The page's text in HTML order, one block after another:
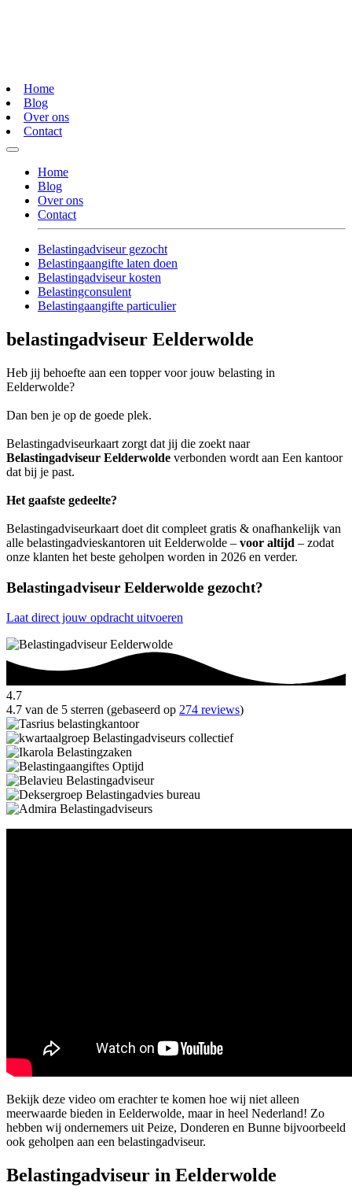
Home
Blog
Over ons
Contact
Home
Blog
Over ons
Contact
Belastingadviseur gezocht
Belastingaangifte laten doen
Belastingadviseur kosten
Belastingconsulent
Belastingaangifte particulier
belastingadviseur Eelderwolde
Heb jij behoefte aan een topper voor jouw belasting in
Eelderwolde?
Dan ben je op de goede plek.
Belastingadviseurkaart zorgt dat jij die zoekt naar
Belastingadviseur Eelderwolde verbonden wordt aan Een kantoor
dat bij je past.
Het gaafste gedeelte?
Belastingadviseurkaart doet dit compleet gratis & onafhankelijk van
alle belastingadvieskantoren uit Eelderwolde – voor altijd – zodat
onze klanten het beste geholpen worden in 2026 en verder.
Belastingadviseur Eelderwolde gezocht?
Laat direct jouw opdracht uitvoeren
4.7
4.7 van de 5 sterren (gebaseerd op 274 reviews)
Bekijk deze video om erachter te komen hoe wij niet alleen
meerwaarde bieden in Eelderwolde, maar in heel Nederland! Zo
hebben wij ondernemers uit Peize, Donderen en Bunne bijvoorbeeld
ook geholpen aan een belastingadviseur.
Belastingadviseur in Eelderwolde